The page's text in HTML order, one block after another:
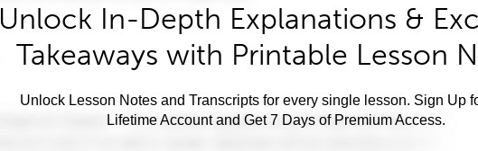
Unlock In-Depth Explanations &
Takeaways with Printable Lesson
Unlock Lesson Notes and Transcripts for every single lesson. Sign Up
Lifetime Account and Get 7 Days of Premium Access.